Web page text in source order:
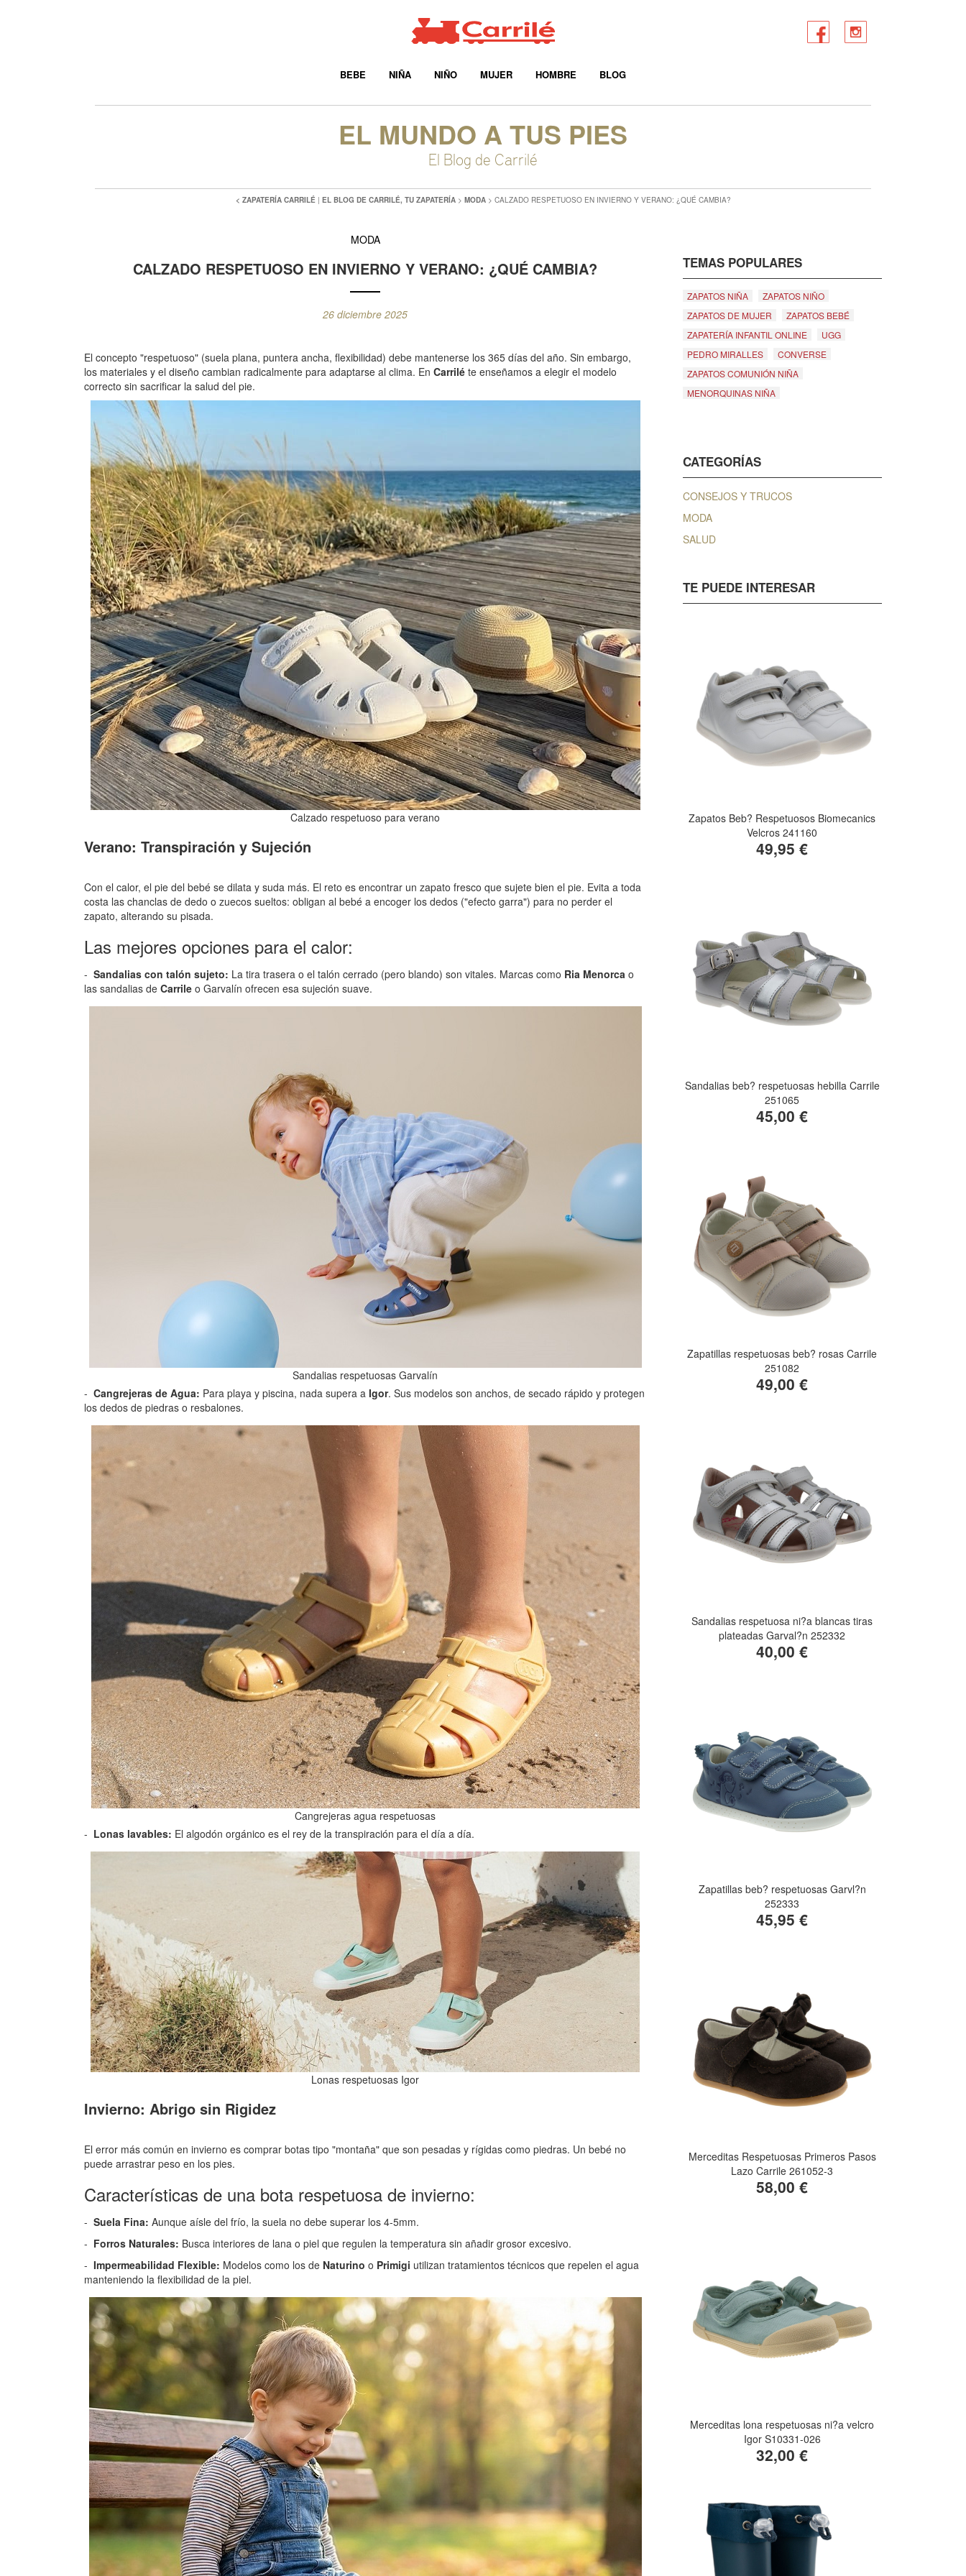
BEBE NIÑA NIÑO MUJER HOMBRE BLOG
EL MUNDO A TUS PIES
El Blog de Carrilé
< ZAPATERÍA CARRILÉ| EL BLOG DE CARRILÉ, TU ZAPATERÍA> MODA> CALZADO RESPETUOSO EN INVIERNO Y VERANO: ¿QUÉ CAMBIA?
MODA
CALZADO RESPETUOSO EN INVIERNO Y VERANO: ¿QUÉ CAMBIA?
26 diciembre 2025
El concepto "respetuoso" (suela plana, puntera ancha, flexibilidad) debe mantenerse los 365 días del año. Sin embargo,
los materiales y el diseño cambian radicalmente para adaptarse al clima. En Carrilé te enseñamos a elegir el modelo
correcto sin sacrificar la salud del pie.
Calzado respetuoso para verano
Verano: Transpiración y Sujeción
Con el calor, el pie del bebé se dilata y suda más. El reto es encontrar un zapato fresco que sujete bien el pie. Evita a toda
costa las chanclas de dedo o zuecos sueltos: obligan al bebé a encoger los dedos ("efecto garra") para no perder el
zapato, alterando su pisada.
Las mejores opciones para el calor:
Sandalias con talón sujeto: La tira trasera o el talón cerrado (pero blando) son vitales. Marcas como Ria Menorca o
las sandalias de Carrile o Garvalín ofrecen esa sujeción suave.
Sandalias respetuosas Garvalín
Cangrejeras de Agua: Para playa y piscina, nada supera a Igor. Sus modelos son anchos, de secado rápido y protegen
los dedos de piedras o resbalones.
Cangrejeras agua respetuosas
Lonas lavables: El algodón orgánico es el rey de la transpiración para el día a día.
Lonas respetuosas Igor
Invierno: Abrigo sin Rigidez
El error más común en invierno es comprar botas tipo "montaña" que son pesadas y rígidas como piedras. Un bebé no
puede arrastrar peso en los pies.
Características de una bota respetuosa de invierno:
Suela Fina: Aunque aísle del frío, la suela no debe superar los 4-5mm.
Forros Naturales: Busca interiores de lana o piel que regulen la temperatura sin añadir grosor excesivo.
Impermeabilidad Flexible: Modelos como los de Naturino o Primigi utilizan tratamientos técnicos que repelen el agua
manteniendo la flexibilidad de la piel.
TEMAS POPULARES
ZAPATOS NIÑA
ZAPATOS NIÑO
ZAPATOS DE MUJER
ZAPATOS BEBÉ
ZAPATERÍA INFANTIL ONLINE
UGG
PEDRO MIRALLES
CONVERSE
ZAPATOS COMUNIÓN NIÑA
MENORQUINAS NIÑA
CATEGORÍAS
CONSEJOS Y TRUCOS
MODA
SALUD
TE PUEDE INTERESAR
Zapatos Beb? Respetuosos Biomecanics
Velcros 241160
49,95 €
Sandalias beb? respetuosas hebilla Carrile
251065
45,00 €
Zapatillas respetuosas beb? rosas Carrile
251082
49,00 €
Sandalias respetuosa ni?a blancas tiras
plateadas Garval?n 252332
40,00 €
Zapatillas beb? respetuosas Garvl?n
252333
45,95 €
Merceditas Respetuosas Primeros Pasos
Lazo Carrile 261052-3
58,00 €
Merceditas lona respetuosas ni?a velcro
Igor S10331-026
32,00 €